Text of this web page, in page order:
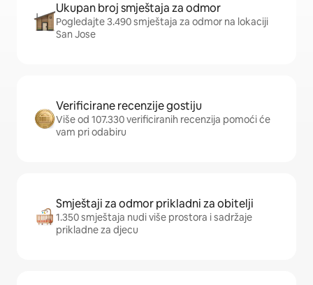
Ukupan broj smještaja za odmor
Pogledajte 3.490 smještaja za odmor na lokaciji
San Jose
Verificirane recenzije gostiju
Više od 107.330 verificiranih recenzija pomoći će
vam pri odabiru
Smještaji za odmor prikladni za obitelji
1.350 smještaja nudi više prostora i sadržaje
prikladne za djecu